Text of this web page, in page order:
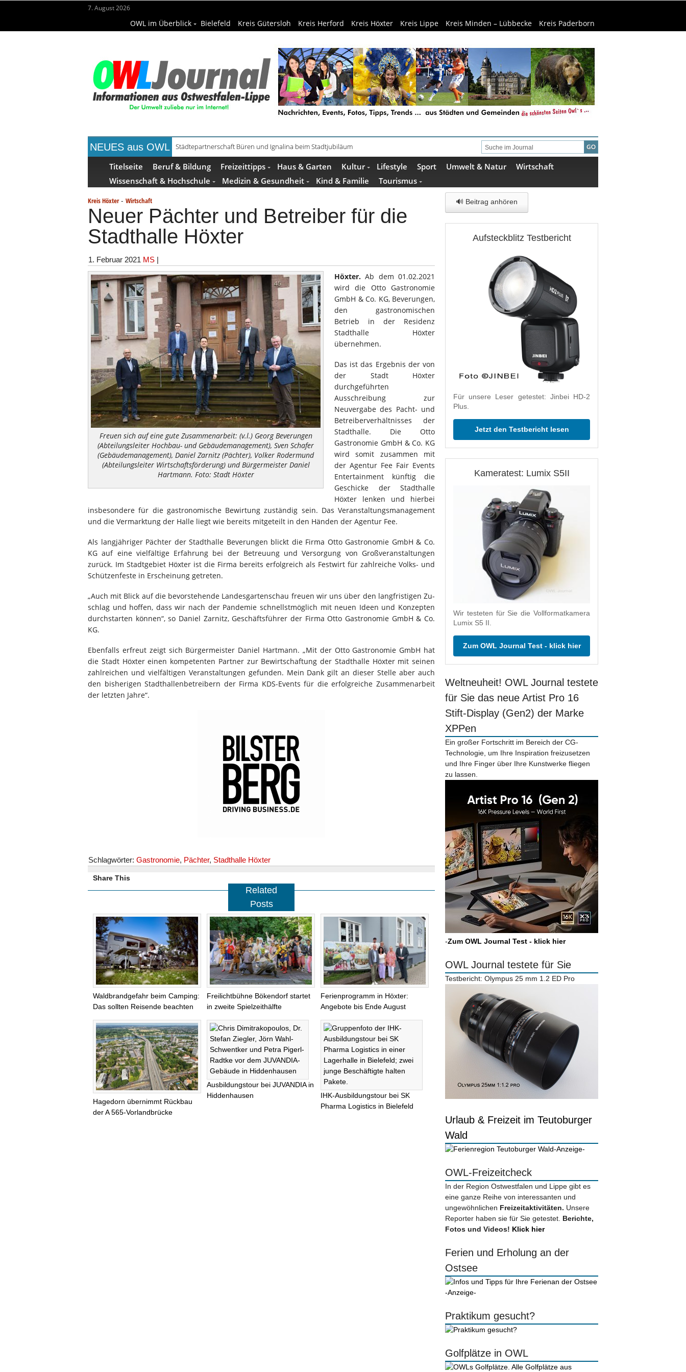
7. August 2026
OWL im Überblick Bielefeld Kreis Gütersloh Kreis Herford Kreis Höxter Kreis Lippe Kreis Minden – Lübbecke Kreis Paderborn
NEUES aus OWL Städtepartnerschaft Büren und Ignalina beim Stadtjubiläum
Titelseite Beruf & Bildung Freizeittipps Haus & Garten Kultur Lifestyle Sport Umwelt & Natur
Wirtschaft
Wissenschaft & Hochschule
Medizin & Gesundheit Kind & Familie Tourismus
Kreis Höxter- Wirtschaft
Neuer Pächter und Betreiber für die
Stadthalle Höxter
1. Februar 2021 MS |
Freuen sich auf eine gute Zusammenarbeit: (v.l.) Georg Beverungen
(Abteilungsleiter Hochbau- und Gebäudemanagement), Sven Schafer
(Gebäudemanagement), Daniel Zarnitz (Pächter), Volker Rodermund
(Abteilungsleiter Wirtschaftsförderung) und Bürgermeister Daniel
Hartmann. Foto: Stadt Höxter
Höxter.Ab dem 01.02.2021
wird die Otto Gastronomie
GmbH & Co. KG, Beverungen,
den gastronomischen
Betrieb in der Residenz
Stadthalle Höxter
übernehmen.
Das ist das Ergebnis der von
der Stadt Höxter
durchgeführten
Ausschreibung zur
Neuvergabe des Pacht- und
Betreiberverhältnisses der
Stadthalle. Die Otto
Gastronomie GmbH & Co. KG
wird somit zusammen mit
der Agentur Fee Fair Events
Entertainment künftig die
Geschicke der Stadthalle
Höxter lenken und hierbei
insbesondere für die gastronomische Bewirtung zuständig sein. Das Veranstaltungsmanagement
und die Vermarktung der Halle liegt wie bereits mitgeteilt in den Händen der Agentur Fee.
Als langjähriger Pächter der Stadthalle Beverungen blickt die Firma Otto Gastronomie GmbH & Co.
KG auf eine vielfältige Erfahrung bei der Betreuung und Versorgung von Großveranstaltungen
zurück. Im Stadtgebiet Höxter ist die Firma bereits erfolgreich als Festwirt für zahlreiche Volks- und
Schützenfeste in Erscheinung getreten.
„Auch mit Blick auf die bevorstehende Landesgartenschau freuen wir uns über den langfristigen Zu-
schlag und hoffen, dass wir nach der Pandemie schnellstmöglich mit neuen Ideen und Konzepten
durchstarten können“, so Daniel Zarnitz, Geschäftsführer der Firma Otto Gastronomie GmbH & Co.
KG.
Ebenfalls erfreut zeigt sich Bürgermeister Daniel Hartmann. „Mit der Otto Gastronomie GmbH hat
die Stadt Höxter einen kompetenten Partner zur Bewirtschaftung der Stadthalle Höxter mit seinen
zahlreichen und vielfältigen Veranstaltungen gefunden. Mein Dank gilt an dieser Stelle aber auch
den bisherigen Stadthallenbetreibern der Firma KDS-Events für die erfolgreiche Zusammenarbeit
der letzten Jahre“.
Schlagwörter: Gastronomie, Pächter, Stadthalle Höxter
Share This
Related
Posts
Waldbrandgefahr beim Camping:
Das sollten Reisende beachten
Freilichtbühne Bökendorf startet
in zweite Spielzeithälfte
Ferienprogramm in Höxter:
Angebote bis Ende August
Hagedorn übernimmt Rückbau
der A 565-Vorlandbrücke
Ausbildungstour bei JUVANDIA in
Hiddenhausen
IHK-Ausbildungstour bei SK
Pharma Logistics in Bielefeld
🔊 Beitrag anhören
Aufsteckblitz Testbericht
Für unsere Leser getestet: Jinbei HD-2
Plus.
Jetzt den Testbericht lesen
Kameratest: Lumix S5II
Wir testeten für Sie die Vollformatkamera
Lumix S5 II.
Zum OWL Journal Test - klick hier
Weltneuheit! OWL Journal testete
für Sie das neue Artist Pro 16
Stift-Display (Gen2) der Marke
XPPen
Ein großer Fortschritt im Bereich der CG-
Technologie, um Ihre Inspiration freizusetzen
und Ihre Finger über Ihre Kunstwerke fliegen
zu lassen.
-Zum OWL Journal Test - klick hier
OWL Journal testete für Sie
Testbericht: Olympus 25 mm 1.2 ED Pro
Urlaub & Freizeit im Teutoburger
Wald
-Anzeige-
OWL-Freizeitcheck
In der Region Ostwestfalen und Lippe gibt es
eine ganze Reihe von interessanten und
ungewöhnlichen Freizeitaktivitäten. Unsere
Reporter haben sie für Sie getestet. Berichte,
Fotos und Videos! Klick hier
Ferien und Erholung an der
Ostsee
-Anzeige-
Praktikum gesucht?
Golfplätze in OWL